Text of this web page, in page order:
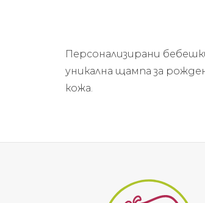
Персонализирани
уникална щампа за
кожа.